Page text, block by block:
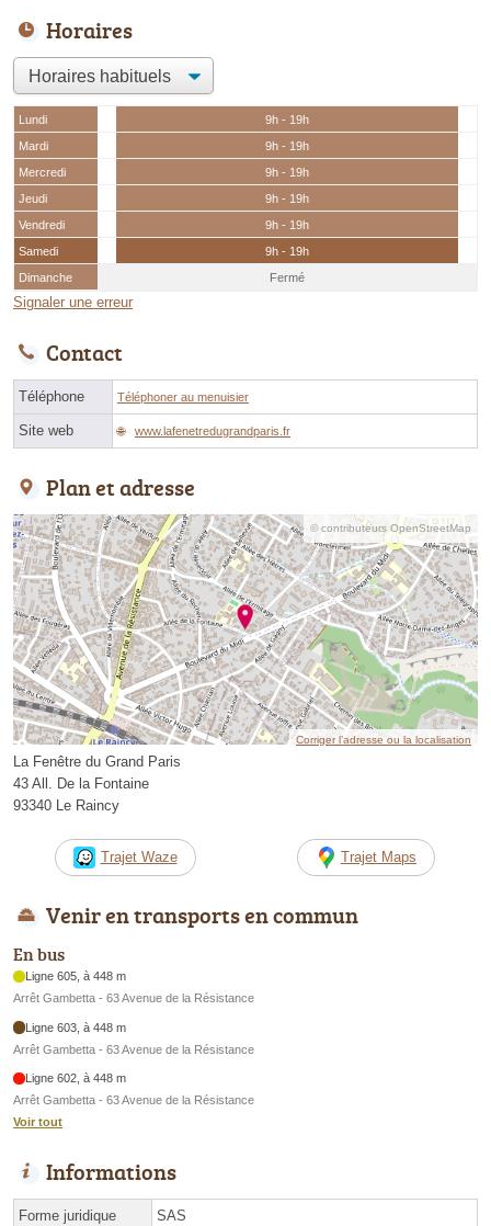
Horaires
Lundi
9h - 19h
Mardi
9h - 19h
Mercredi
9h - 19h
Jeudi
9h - 19h
Vendredi
9h - 19h
Samedi
9h - 19h
Dimanche
Fermé
Signaler une erreur
Contact
Téléphone Téléphoner au menuisier
Site web www.lafenetredugrandparis.fr
Plan et adresse
© contributeurs OpenStreetMap
Corriger l’adresse ou la localisation
La Fenêtre du Grand Paris
43 All. De la Fontaine
93340 Le Raincy
Trajet Waze Trajet Maps
Venir en transports en commun
En bus
Ligne 605, à 448 m
Arrêt Gambetta - 63 Avenue de la Résistance
Ligne 603, à 448 m
Arrêt Gambetta - 63 Avenue de la Résistance
Ligne 602, à 448 m
Arrêt Gambetta - 63 Avenue de la Résistance
Voir tout
Informations
Forme juridique SAS